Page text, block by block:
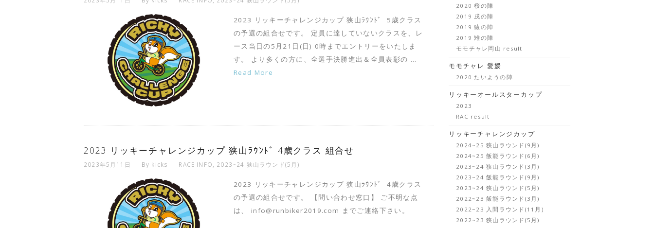
2023 リッキーチャレンジカップ 狭山ﾗｳﾝﾄﾞ 5歳クラス
の予選の組合せです。 定員に達していないクラスを、レ
ース当日の5月21日(日) 0時までエントリーをいたしま
す。 より多くの方に、全選手決勝進出＆全員表彰の …
Read More
2023 リッキーチャレンジカップ 狭山ﾗｳﾝﾄﾞ 4歳クラス 組合せ
2023年5月11日 By kicks RACE INFO 2023~24 狭山ラウンド(5月)
2023 リッキーチャレンジカップ 狭山ﾗｳﾝﾄﾞ 4歳クラス
の予選の組合せです。 【問い合わせ窓口】 ご不明な点
は、 info@runbiker2019.com までご連絡下さい。
2020 桜の陣
2019 戌の陣
2019 猿の陣
2019 雉の陣
モモチャレ岡山 result
モモチャレ 愛媛
2020 たいようの陣
リッキーオールスターカップ
2023
RAC result
リッキーチャレンジカップ
2024~25 狭山ラウンド(9月)
2024~25 飯能ラウンド(6月)
2023~24 狭山ラウンド(3月)
2023~24 飯能ラウンド(9月)
2023~24 狭山ラウンド(5月)
2022~23 飯能ラウンド(3月)
2022~23 入間ラウンド(11月)
2022~23 狭山ラウンド(5月)